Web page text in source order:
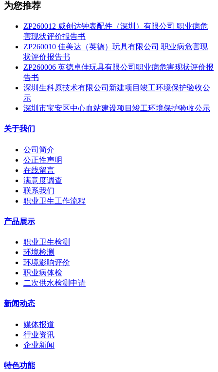
为您推荐
ZP260012 威创达钟表配件（深圳）有限公司 职业病危
害现状评价报告书
ZP260010 佳美达（英德）玩具有限公司 职业病危害现
状评价报告书
ZP260006 英德卓佳玩具有限公司职业病危害现状评价报
告书
深圳生科原技术有限公司新建项目竣工环境保护验收公
示
深圳市宝安区中心血站建设项目竣工环境保护验收公示
关于我们
公司简介
公正性声明
在线留言
满意度调查
联系我们
职业卫生工作流程
产品展示
职业卫生检测
环境检测
环境影响评价
职业病体检
二次供水检测申请
新闻动态
媒体报道
行业资讯
企业新闻
特色功能